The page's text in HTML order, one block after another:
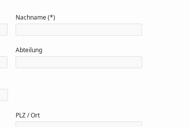
Nachname (*)
Abteilung
PLZ / Ort